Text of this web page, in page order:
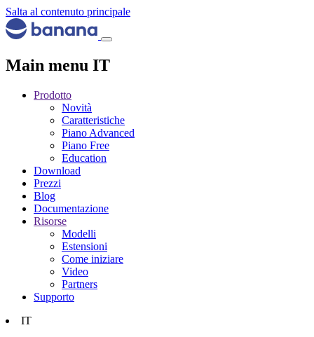
Salta al contenuto principale
Main menu IT
Prodotto
Novità
Caratteristiche
Piano Advanced
Piano Free
Education
Download
Prezzi
Blog
Documentazione
Risorse
Modelli
Estensioni
Come iniziare
Video
Partners
Supporto
IT